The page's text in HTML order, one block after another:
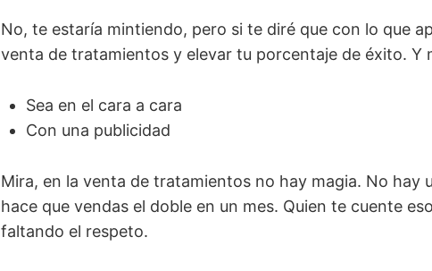
No, te estaría mintiendo, pero si te diré que con lo que
venta de tratamientos y elevar tu porcentaje de éxito. Y
Sea en el cara a cara
Con una publicidad
Mira, en la venta de tratamientos no hay magia. No hay
hace que vendas el doble en un mes. Quien te cuente
faltando el respeto.